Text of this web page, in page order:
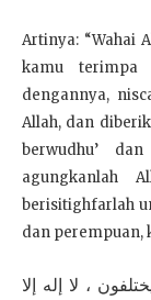
Artinya: “Wahai
kamu terimpa
dengannya,
Allah, dan
berwudhu’
agungkanlah
berisitighfarlah
dan perempuan,
، لا إله إلا